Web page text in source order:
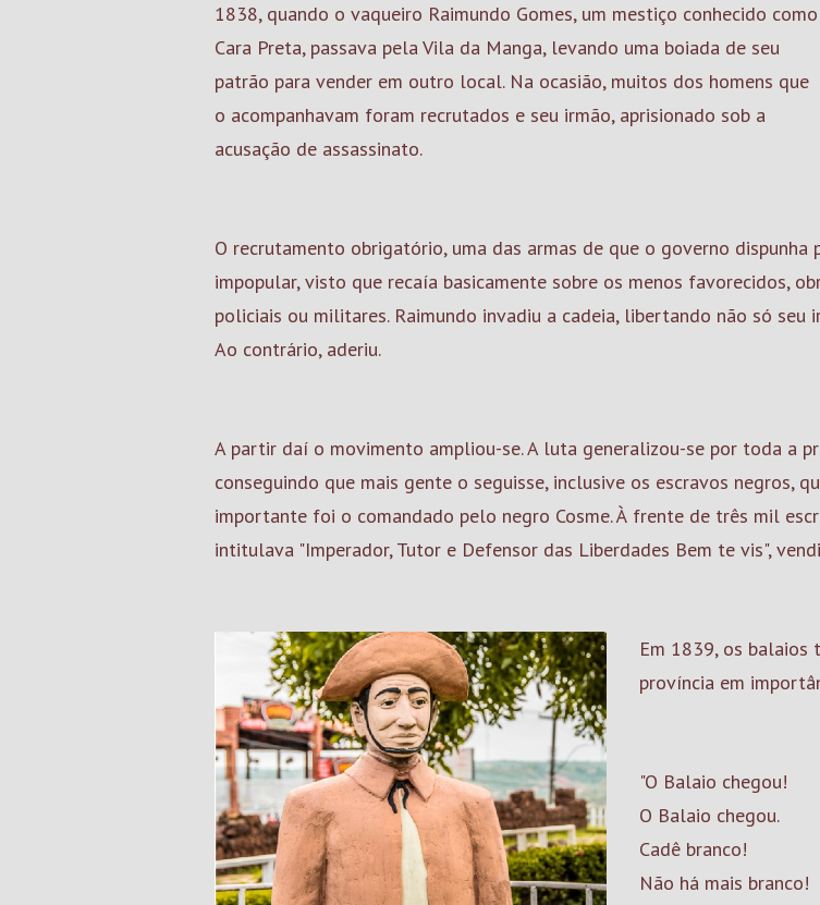
1838, quando o vaqueiro Raimundo Gomes, um mestiço conhecido como
Cara Preta, passava pela Vila da Manga, levando uma boiada de seu
patrão para vender em outro local. Na ocasião, muitos dos homens que
o acompanhavam foram recrutados e seu irmão, aprisionado sob a
acusação de assassinato.
O recrutamento obrigatório, uma das armas de que o governo
impopular, visto que recaía basicamente sobre os menos favorecidos,
policiais ou militares. Raimundo invadiu a cadeia, libertando não só seu
Ao contrário, aderiu.
A partir daí o movimento ampliou-se. A luta generalizou-se por toda a
conseguindo que mais gente o seguisse, inclusive os escravos negros,
importante foi o comandado pelo negro Cosme. À frente de três mil
intitulava "Imperador, Tutor e Defensor das Liberdades Bem te vis",
Em 1839, os balaios
província em
"O Balaio chegou!
O Balaio chegou.
Cadê branco!
Não há mais branco!